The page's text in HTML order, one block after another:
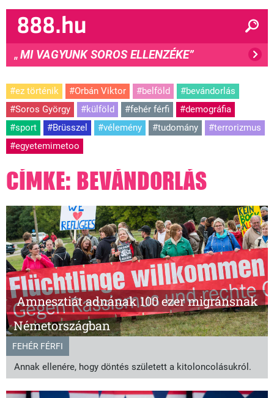
" MI VAGYUNK SOROS ELLENZÉKE”
#ez történik #Orbán Viktor #belföld
#bevándorlás
#Soros György
#külföld #fehér férfi
#demográfia
#sport
#Brüsszel #vélemény #tudomány
#terrorizmus
#egyetemimetoo
CÍMKE: BEVÁNDORLÁS
Amnesztiát adnának 100 ezer migránsnak
Németországban
FEHÉR FÉRFI
Annak ellenére, hogy döntés született a kitoloncolásukról.